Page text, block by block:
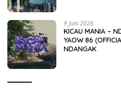
9 Juni 2026
KICAU MANIA –
YAOW 86
NDANGAK